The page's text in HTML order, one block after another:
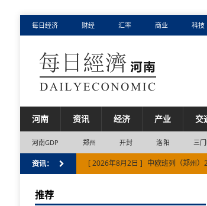
每日经济 财经 汇率 商业 科技
河南 资讯 经济 产业 交
河南GDP 郑州 开封 洛阳 三
资讯： [ 2026年8月2日 ] 中欧班列（郑州
[ 2026年7月31日 ] 郑州航空港区上
推荐